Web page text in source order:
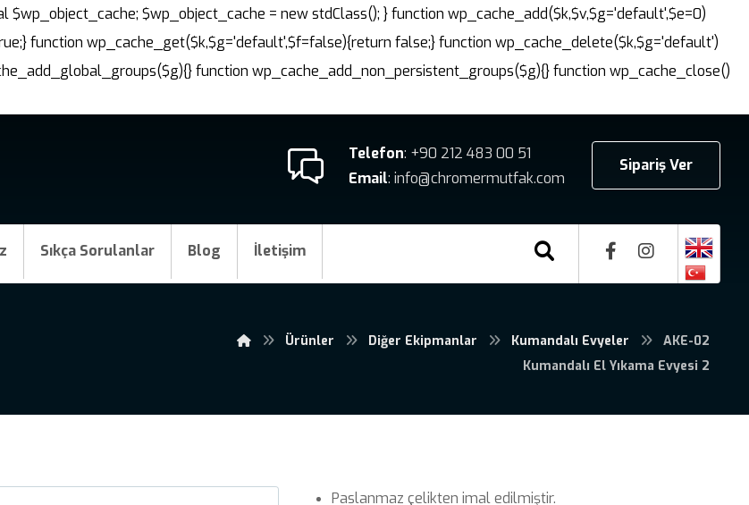
$wp_object_cache = new stdClass(); } function wp_cache_add($k,$v,$g='default',$e=0)
function wp_cache_get($k,$g='default',$f=false){return false;} function wp_cache_delete($k,$g='default')
function wp_cache_add_non_persistent_groups($g){} function wp_cache_close()
Sipariş Ver
Telefon: +90 212 483 00 51
Email: info@chromermutfak.com
Sıkça Sorulanlar Blog İletişim
Ürünler Diğer Ekipmanlar Kumandalı Evyeler
AKE-02
Kumandalı El Yıkama Evyesi 2
Paslanmaz çelikten imal edilmiştir.